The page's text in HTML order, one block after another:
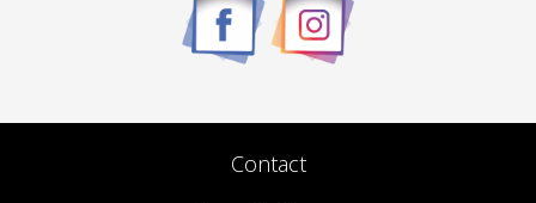
Contact